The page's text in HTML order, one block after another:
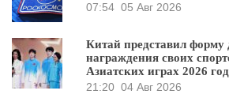
07:54 05 Авг 2026
Китай представил форму
награждения своих
Азиатских играх 2026
21:20 04 Авг 2026